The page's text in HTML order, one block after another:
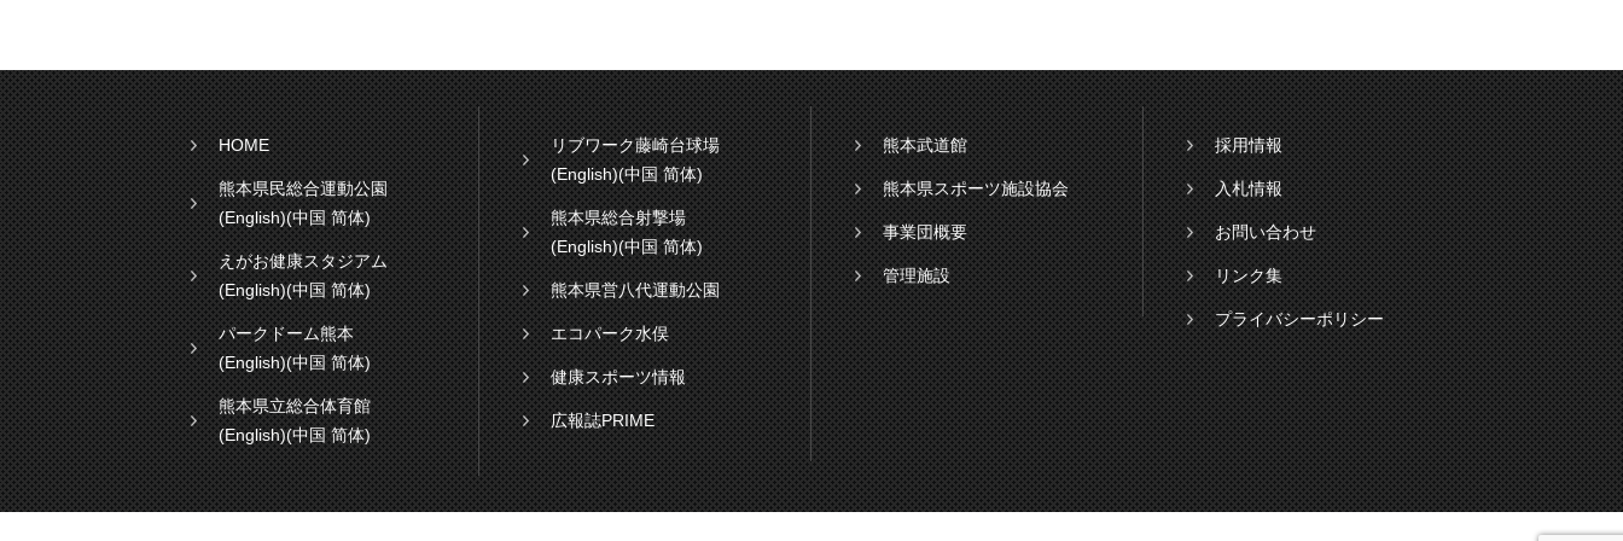
HOME
熊本県民総合運動公園
(English)(中国 简体)
えがお健康スタジアム
(English)(中国 简体)
パークドーム熊本
(English)(中国 简体)
熊本県立総合体育館
(English)(中国 简体)
リブワーク藤崎台球場
(English)(中国 简体)
熊本県総合射撃場
(English)(中国 简体)
熊本県営八代運動公園
エコパーク水俣
健康スポーツ情報
広報誌PRIME
熊本武道館
熊本県スポーツ施設協会
事業団概要
管理施設
採用情報
入札情報
お問い合わせ
リンク集
プライバシーポリシー